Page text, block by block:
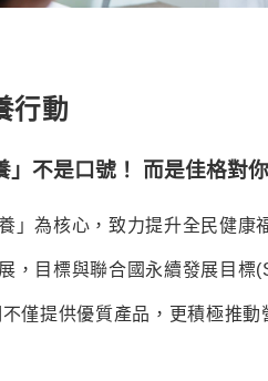
行動
」不是口號！ 而是佳格對
」為核心，致力提升全民健康
，目標與聯合國永續發展目
僅提供優質產品，更積極推